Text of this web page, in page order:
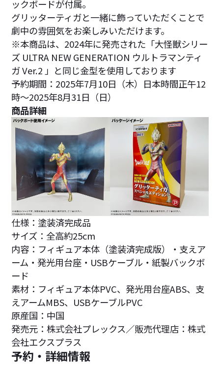
ックボードが付属。
グリッターティガと一緒に飾っていただくことで
劇中の雰囲気をお楽しみいただけます。
※本商品は、2024年に発売された「大怪獣シリー
ズ ULTRA NEW GENERATION ウルトラマンティ
ガ Ver.2 」と同じ金型を使用しております
予約期間：2025年7月10日（木）日本時間正午12
時～2025年8月31日（日）
商品詳細
仕様：塗装済完成品
サイズ：全高約25cm
内容：フィギュア本体（塗装済完成版）・支えア
ーム・発光用台座・USBケーブル・紙製バックボ
ード
素材：フィギュア本体PVC、発光用台座ABS、支
えアームMBS、USBケーブルPVC
原産国：中国
発売元：株式会社プレックス／販売代理店：株式
会社エクスプラス
予約・詳細情報